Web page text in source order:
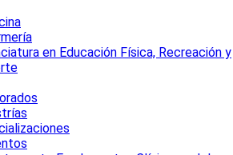
en Educación Física, Recreación y